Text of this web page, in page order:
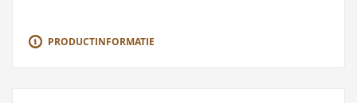
PRODUCTINFORMATIE